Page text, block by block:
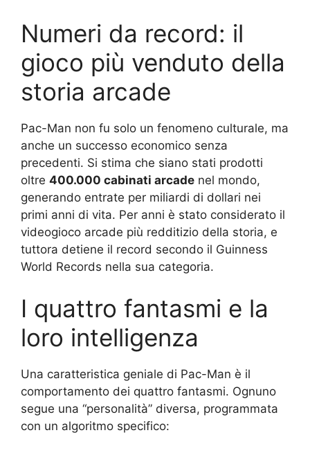
Numeri da record: il
gioco più venduto della
storia arcade
Pac-Man non fu solo un fenomeno culturale, ma
anche un successo economico senza
precedenti. Si stima che siano stati prodotti
oltre 400.000 cabinati arcade nel mondo,
generando entrate per miliardi di dollari nei
primi anni di vita. Per anni è stato considerato il
videogioco arcade più redditizio della storia, e
tuttora detiene il record secondo il Guinness
World Records nella sua categoria.
I quattro fantasmi e la
loro intelligenza
Una caratteristica geniale di Pac-Man è il
comportamento dei quattro fantasmi. Ognuno
segue una “personalità” diversa, programmata
con un algoritmo specifico: